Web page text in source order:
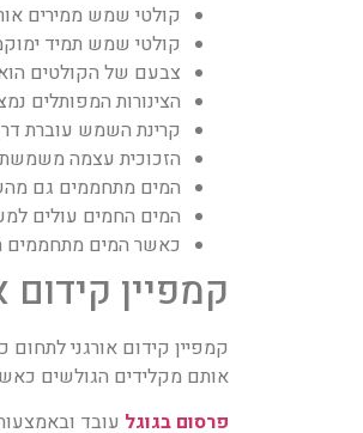
קולטי שמש ממירים
קולטי שמש תמיד
צבעם של הקולטים
הצינורות המפותלים
קרינת השמש עוברת
הזכוכית עצמה
המים מתחממים גם
המים החמים עולים
כאשר המים מתחממים
קמפיין
קמפיין קידום אורגני
אותם מקלידים הגולשים
פרסום בגוגל עובד